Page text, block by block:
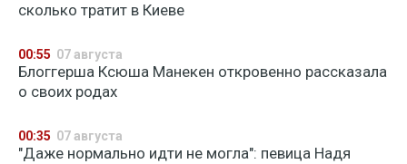
сколько тратит в Киеве
00:55 07 августа
Блоггерша Ксюша Манекен откровенно рассказала
о своих родах
00:35 07 августа
"Даже нормально идти не могла": певица Надя